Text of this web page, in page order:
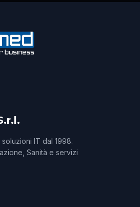
IT dal 1998.
Sanità e servizi